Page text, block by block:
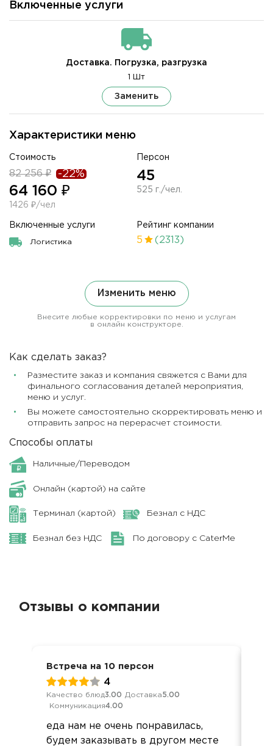
Характеристики меню
Стоимость
82 256 ₽ -22%
64 160 ₽
1426 ₽/чел
Персон
45
525 г./чел.
Включенные услуги
Логистика
Рейтинг компании
5 (2313)
Изменить меню
Внесите любые корректировки по меню и услугам
в онлайн конструкторе.
Включенные услуги
Доставка. Погрузка, разгрузка
1 Шт
Заменить
Как сделать заказ?
Разместите заказ и компания свяжется с Вами для
финального согласования деталей мероприятия,
меню и услуг.
Вы можете самостоятельно скорректировать меню и
отправить запрос на перерасчет стоимости.
Способы оплаты
Наличные/Переводом
Онлайн (картой) на сайте
Терминал (картой) Безнал с НДС
Безнал без НДС По договору с CaterMe
Отзывы о компании
Встреча на 10 персон
4
Качество блюд3.00 Доставка5.00
Коммуникация4.00
еда нам не очень понравилась,
будем заказывать в другом месте